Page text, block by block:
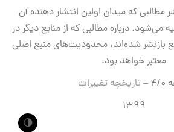
مطالبی که میدان اولین انتشار دهنده آن
می‌شود. درباره مطالبی که از منابع دیگر در
بازنشر شده‌اند، محدودیت‌های منبع اصلی
معتبر خواهد بود.
–
تاریخچه تغییرات
۱۳۹۹
🌗